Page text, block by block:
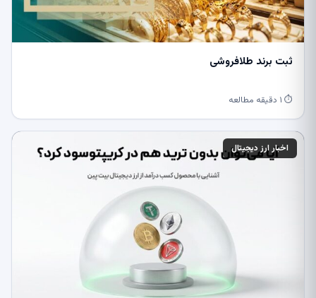
ثبت برند طلافروشی
⏱ ۱ دقیقه مطالعه
اخبار ارز دیجیتال